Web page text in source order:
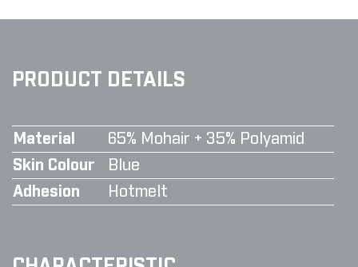
PRODUCT DETAILS
Material
65% Mohair + 35% Polyamid
Skin Colour
Blue
Adhesion
Hotmelt